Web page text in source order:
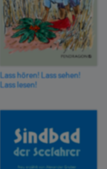
Lass hören! Lass sehen!
Lass lesen!